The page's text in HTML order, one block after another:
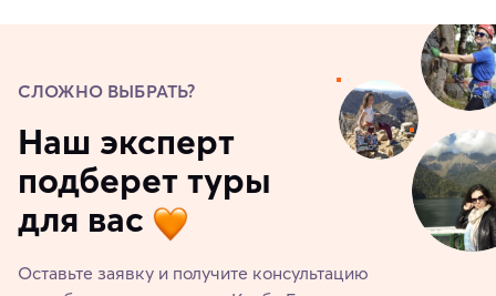
СЛОЖНО ВЫБРАТЬ?
Наш эксперт
подберет туры
для вас
Оставьте заявку и получите консультацию